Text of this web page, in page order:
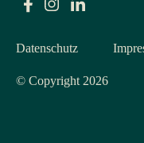
Datenschutz
© Copyright 2026